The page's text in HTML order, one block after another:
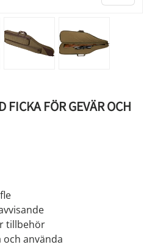
FICKA FÖR GEVÄR OCH
tillbehör
använda